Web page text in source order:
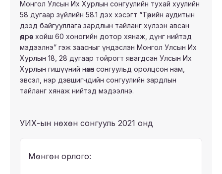
Монгол Улсын Их Хурлын сонгуулийн тухай хуулийн
58 дугаар зүйлийн 58.1 дэх хэсэгт “Төрийн аудитын
дээд байгууллага зардлын тайланг хүлээн авсан
өдрөөс хойш 60 хоногийн дотор хянаж, дүнг нийтэд
мэдээлнэ” гэж заасныг үндэслэн Монгол Улсын Их
Хурлын 18, 28 дугаар тойрогт явагдсан Улсын Их
Хурлын гишүүний нөхөн сонгуульд оролцсон нам,
эвсэл, нэр дэвшигчдийн сонгуулийн зардлын
тайланг хянаж нийтэд мэдээлнэ.
УИХ-ын нөхөн сонгууль 2021 онд
Мөнгөн орлого: